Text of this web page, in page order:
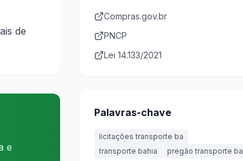
de
e
Compras.gov.br
PNCP
Lei 14.133/2021
Palavras-chave
licitações transporte ba
transporte bahia
pregão transporte ba